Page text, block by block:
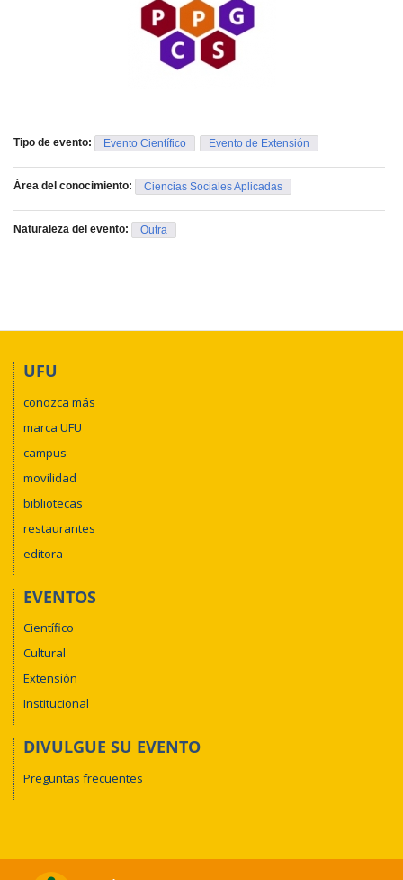
Tipo de evento: Evento Científico Evento de Extensión
Área del conocimiento: Ciencias Sociales Aplicadas
Naturaleza del evento: Outra
UFU
conozca más
marca UFU
campus
movilidad
bibliotecas
restaurantes
editora
EVENTOS
Científico
Cultural
Extensión
Institucional
DIVULGUE SU EVENTO
Preguntas frecuentes